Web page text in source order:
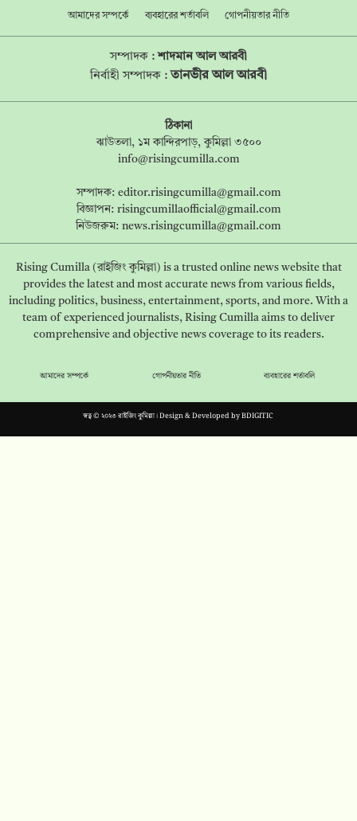
আমাদের সম্পর্কে ব্যবহারের শর্তাবলি গোপনীয়তার নীতি
সম্পাদক :শাদমান আল আরবী
নির্বাহী সম্পাদক : তানভীর আল আরবী
ঠিকানা
ঝাউতলা, ১ম কান্দিরপাড়, কুমিল্লা ৩৫০০
info@risingcumilla.com
সম্পাদক: editor.risingcumilla@gmail.com
বিজ্ঞাপন: risingcumillaofficial@gmail.com
নিউজরুম: news.risingcumilla@gmail.com
Rising Cumilla (রাইজিং কুমিল্লা) is a trusted online news website that
provides the latest and most accurate news from various fields,
including politics, business, entertainment, sports, and more. With a
team of experienced journalists, Rising Cumilla aims to deliver
comprehensive and objective news coverage to its readers.
আমাদের সম্পর্কে গোপনীয়তার নীতি ব্যবহারের শর্তাবলি
স্বত্ব © ২০২৩ রাইজিং কুমিল্লা। Design & Developed byBDIGITIC